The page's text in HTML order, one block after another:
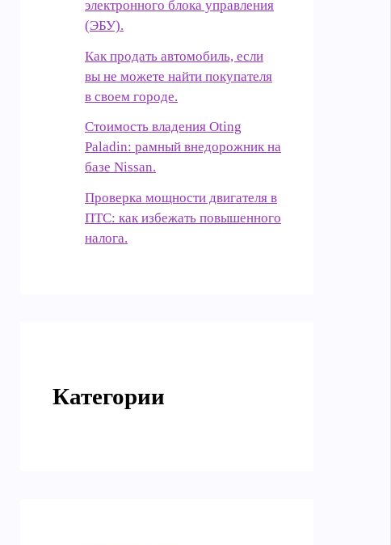
электронного блока управления
(ЭБУ).
Как продать автомобиль, если
вы не можете найти покупателя
в своем городе.
Стоимость владения Oting
Paladin: рамный внедорожник на
базе Nissan.
Проверка мощности двигателя в
ПТС: как избежать повышенного
налога.
Категории